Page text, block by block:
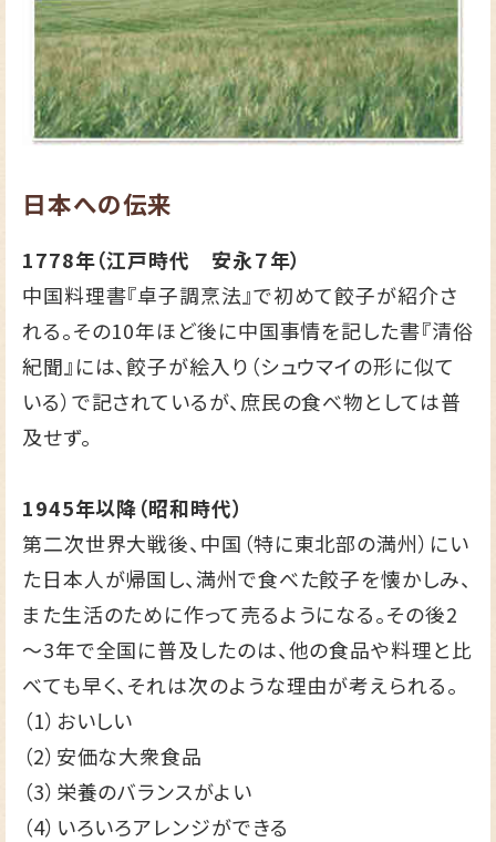
日本への伝来
1778年（江戸時代 安永７年）
中国料理書『卓子調烹法』で初めて餃子が紹介さ
れる。その10年ほど後に中国事情を記した書『清俗
紀聞』には、餃子が絵入り（シュウマイの形に似て
いる）で記されているが、庶民の食べ物としては普
及せず。
1945年以降（昭和時代）
第二次世界大戦後、中国（特に東北部の満州）にい
た日本人が帰国し、満州で食べた餃子を懐かしみ、
また生活のために作って売るようになる。その後2
～3年で全国に普及したのは、他の食品や料理と比
べても早く、それは次のような理由が考えられる。
（1）おいしい
（2）安価な大衆食品
（3）栄養のバランスがよい
（4）いろいろアレンジができる